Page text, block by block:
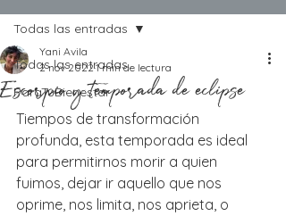
Todas las entradas
ParaTuBienestar
Todas las entradas
Escorpio y temporada de eclipse
Yani Avila
2 nov 2022 1 min de lectura
Tiempos de transformación
profunda, esta temporada es ideal
para permitirnos morir a quien
fuimos, dejar ir aquello que nos
oprime, nos limita, nos aprieta, o